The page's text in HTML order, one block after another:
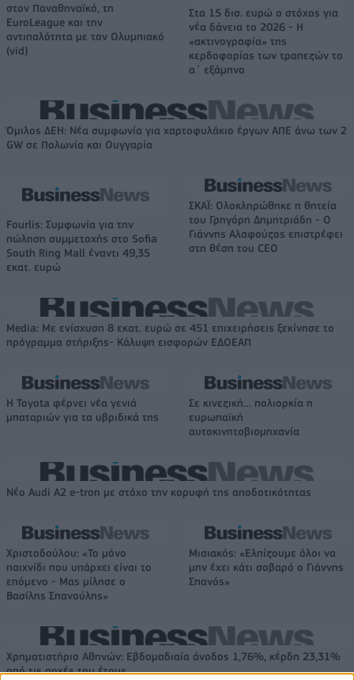
στον Παναθηναϊκό, τη
EuroLeague και την
αντιπαλότητα με τον Ολυμπιακό
(vid)
Στα 15 δισ. ευρώ ο στόχος για
νέα δάνεια το 2026 - Η
«ακτινογραφία» της
κερδοφορίας των τραπεζών το
α΄ εξάμηνο
Όμιλος ΔΕΗ: Νέα συμφωνία για χαρτοφυλάκιο έργων ΑΠΕ άνω των 2
GW σε Πολωνία και Ουγγαρία
Fourlis: Συμφωνία για την
πώληση συμμετοχής στο Sofia
South Ring Mall έναντι 49,35
εκατ. ευρώ
ΣΚΑΪ: Ολοκληρώθηκε η θητεία
του Γρηγόρη Δημητριάδη - Ο
Γιάννης Αλαφούζος επιστρέφει
στη θέση του CEO
Media: Με ενίσχυση 8 εκατ. ευρώ σε 451 επιχειρήσεις ξεκίνησε το
πρόγραμμα στήριξης- Κάλυψη εισφορών ΕΔΟΕΑΠ
Η Toyota φέρνει νέα γενιά
μπαταριών για τα υβριδικά της
Σε κινεζική… πολιορκία η
ευρωπαϊκή
αυτοκινητοβιομηχανία
Νέο Audi A2 e-tron με στόχο την κορυφή της αποδοτικότητας
Χριστοδούλου: «Το μόνο
παιχνίδι που υπάρχει είναι το
επόμενο - Μας μίλησε ο
Βασίλης Σπανούλης»
Μισιακός: «Ελπίζουμε όλοι να
μην έχει κάτι σοβαρό ο Γιάννης
Σπανός»
Χρηματιστήριο Αθηνών: Εβδομαδιαία άνοδος 1,76%, κέρδη 23,31%
από τις αρχές του έτους